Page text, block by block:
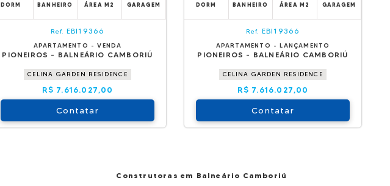
DORM BANHEIRO ÁREA M2 GARAGEM
Ref. EBI19366
APARTAMENTO - VENDA
PIONEIROS - BALNEÁRIO CAMBORIÚ
CELINA GARDEN RESIDENCE
R$ 7.616.027,00
Contatar
DORM BANHEIRO ÁREA M2 GARAGEM
Ref. EBI19366
APARTAMENTO - LANÇAMENTO
PIONEIROS - BALNEÁRIO CAMBORIÚ
CELINA GARDEN RESIDENCE
R$ 7.616.027,00
Contatar
Construtoras em Balneário Camboriú